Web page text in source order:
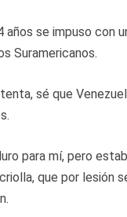
años se impuso con
Suramericanos.
sé que
para mí, pero
que por lesión